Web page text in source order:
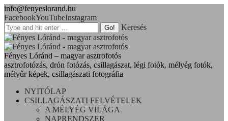
info@fenyeslorand.hu
FacebookYouTubeInstagram
Keresés
Fényes Lóránd – magyar asztrofotós
asztrofotózás, drón fotózás, csillagászat, légi fotók, mélyég fotók,
mélyűr képek, csillagászati fotográfia
NYITÓLAP
CSILLAGÁSZATI FELVÉTELEK
A MÉLYÉG VILÁGA
NAPRENDSZER